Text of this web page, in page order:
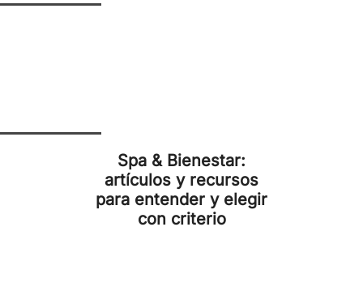
Spa & Bienestar:
artículos y recursos
para entender y elegir
con criterio